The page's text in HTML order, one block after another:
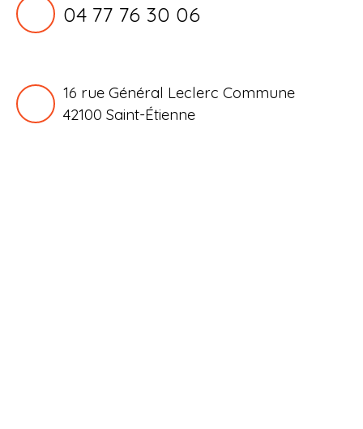
04 77 76 30 06
16 rue Général Leclerc Commune
42100 Saint-Étienne